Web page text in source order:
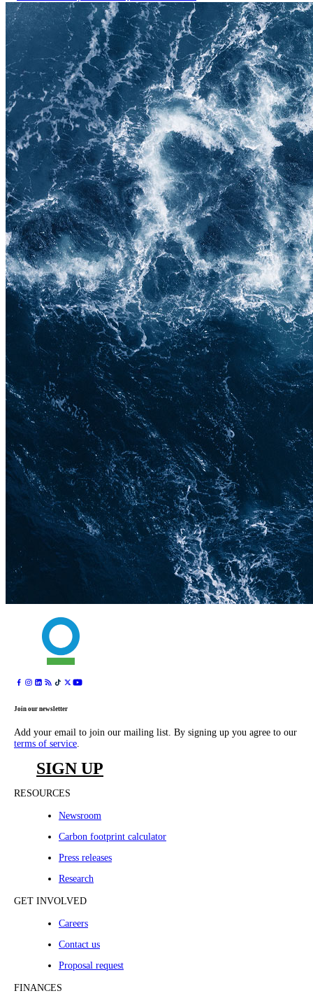
Join our newsletter
Add your email to join our mailing list. By signing up you agree to our
terms of service.
SIGN UP
RESOURCES
Newsroom
Carbon footprint calculator
Press releases
Research
GET INVOLVED
Careers
Contact us
Proposal request
FINANCES